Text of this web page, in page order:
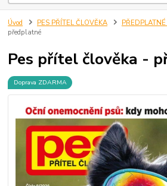
Úvod PES PŘÍTEL ČLOVĚKA
předplatné
Pes přítel člověka -
Doprava ZDARMA